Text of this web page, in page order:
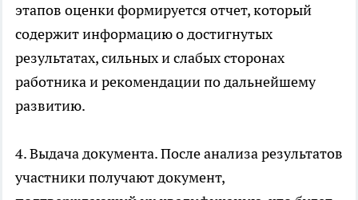
этапов оценки формируется отчет, который
содержит информацию о достигнутых
результатах, сильных и слабых сторонах
работника и рекомендации по дальнейшему
развитию.
4. Выдача документа. После анализа результатов
участники получают документ,